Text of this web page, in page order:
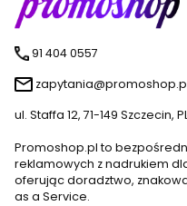
91 404 0557
ul. Staffa 12, 71-149 Szczecin,
Promoshop.pl to
reklamowych z nadrukiem
oferując doradztwo,
as a Service.